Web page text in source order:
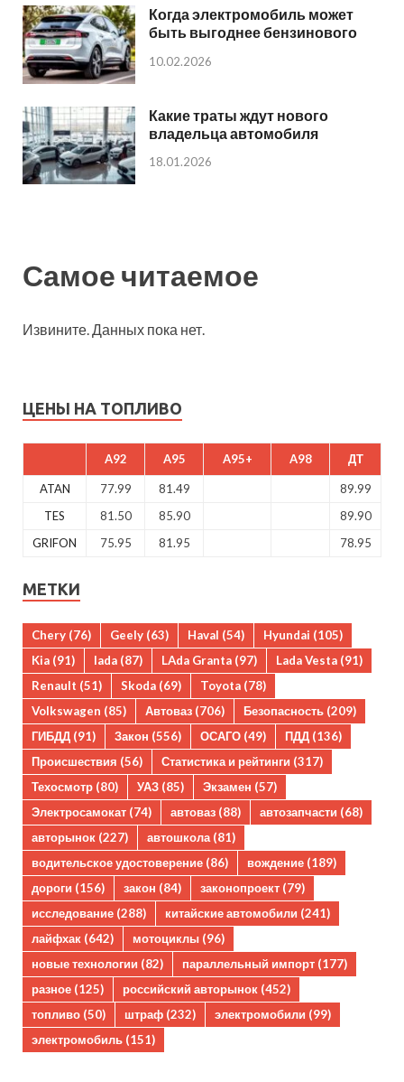
Когда электромобиль может
быть выгоднее бензинового
10.02.2026
Какие траты ждут нового
владельца автомобиля
18.01.2026
Самое читаемое
Извините. Данных пока нет.
ЦЕНЫ НА ТОПЛИВО
A92 A95 A95+ A98 ДТ
ATAN 77.99 81.49
89.99
TES
81.50 85.90
89.90
GRIFON
75.95 81.95 78.95
МЕТКИ
Chery (76) Geely (63) Haval (54) Hyundai (105)
Kia (91) lada (87) LAda Granta (97) Lada Vesta (91)
Renault (51) Skoda (69) Toyota (78)
Volkswagen (85) Автоваз (706) Безопасность (209)
ГИБДД (91) Закон (556) ОСАГО (49) ПДД (136)
Происшествия (56) Статистика и рейтинги (317)
Техосмотр (80) УАЗ (85) Экзамен (57)
Электросамокат (74) автоваз (88) автозапчасти (68)
авторынок (227) автошкола(81)
водительское удостоверение (86) вождение (189)
дороги (156) закон (84) законопроект (79)
исследование (288) китайские автомобили (241)
лайфхак (642) мотоциклы (96)
новые технологии (82) параллельный импорт (177)
разное (125) российский авторынок (452)
топливо (50) штраф (232) электромобили (99)
электромобиль (151)